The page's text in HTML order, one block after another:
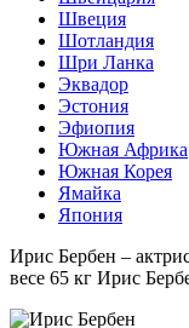
Швеция
Шотландия
Шри Ланка
Эквадор
Эстония
Эфиопия
Южная Африка
Южная Корея
Ямайка
Япония
Ирис Бербен –
весе 65 кг Ирис